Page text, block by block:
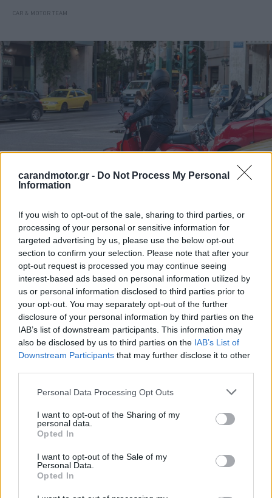
carandmotor.gr - Do Not Process My Personal
Information
If you wish to opt-out of the sale, sharing to third parties, or
processing of your personal or sensitive information for
targeted advertising by us, please use the below opt-out
section to confirm your selection. Please note that after your
opt-out request is processed you may continue seeing
interest-based ads based on personal information utilized by
us or personal information disclosed to third parties prior to
your opt-out. You may separately opt-out of the further
disclosure of your personal information by third parties on the
IAB’s list of downstream participants. This information may
also be disclosed by us to third parties on the IAB’s List of
Downstream Participants that may further disclose it to other
Please note that this website/app uses one or more Google
not limited to your visit or usage behaviour. You may click to
grant or deny consent to Google and its third-party tags to
use your data for below specified purposes in below Google
consent section.
Personal Data Processing Opt Outs
I want to opt-out of the Sharing of my
personal data.
Opted In
I want to opt-out of the Sale of my
Personal Data.
Opted In
CAR & MOTOR TEAM
Οι κάμερες ΑΙ πιάνουν και όσους πατάνε
τη διάβαση - Ποιοι θα πληρώνουν
πρόστιμο 700 ευρώ και θα χάνουν το
δίπλωμα
CAR & MOTOR TEAM